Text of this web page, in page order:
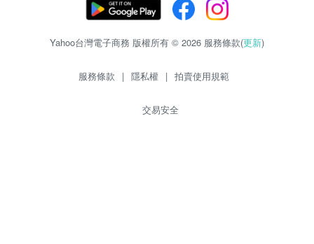
Yahoo台灣電子商務 版權所有 © 2026 服務條款(更新)
服務條款 | 隱私權 | 拍賣使用規範
交易安全